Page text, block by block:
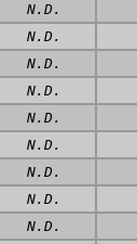
N.D.
N.D.
N.D.
N.D.
N.D.
N.D.
N.D.
N.D.
N.D.